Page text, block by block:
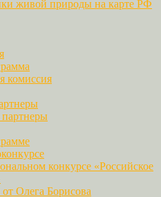
живой природы на карте РФ
комиссия
конкурсе «Российское
Олега Борисова